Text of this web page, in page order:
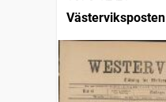
Västerviksposten